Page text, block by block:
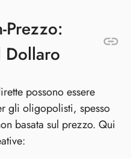
Prezzo:
Dollaro
possono essere
gli oligopolisti, spesso
basata sul prezzo. Qui